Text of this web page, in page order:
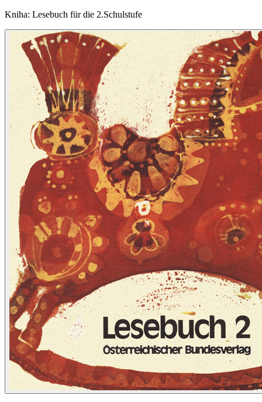
Kniha: Lesebuch für die 2.Schulstufe